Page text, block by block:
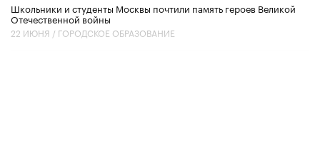
Школьники и студенты Москвы почтили память героев Великой
Отечественной войны
22 ИЮНЯ / ГОРОДСКОЕ ОБРАЗОВАНИЕ